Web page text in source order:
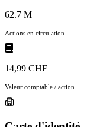
62.7 M
Actions en circulation
14,99 CHF
Valeur comptable / action